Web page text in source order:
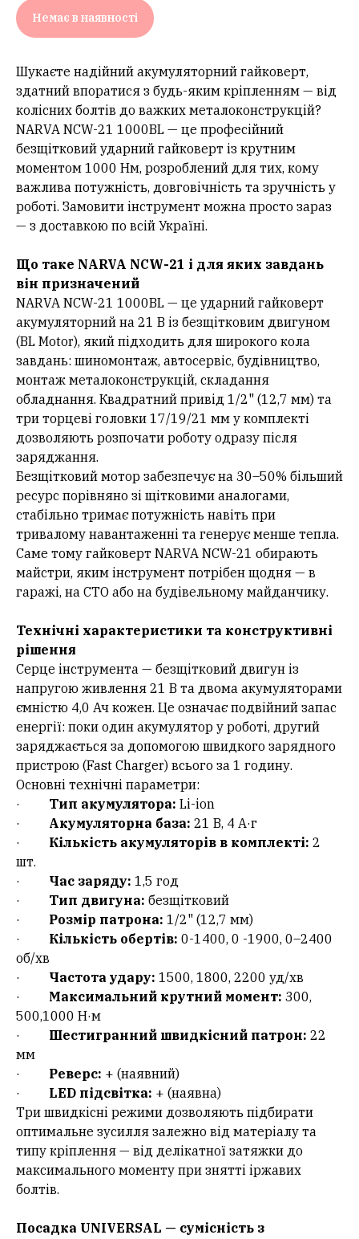
Немає в наявності
Шукаєте надійний акумуляторний гайковерт,
здатний впоратися з будь-яким кріпленням — від
колісних болтів до важких металоконструкцій?
NARVA NCW-21 1000BL — це професійний
безщітковий ударний гайковерт із крутним
моментом 1000 Нм, розроблений для тих, кому
важлива потужність, довговічність та зручність у
роботі. Замовити інструмент можна просто зараз
— з доставкою по всій Україні.
Що таке NARVA NCW-21 і для яких завдань
він призначений
NARVA NCW-21 1000BL — це ударний гайковерт
акумуляторний на 21 В із безщітковим двигуном
(BL Motor), який підходить для широкого кола
завдань: шиномонтаж, автосервіс, будівництво,
монтаж металоконструкцій, складання
обладнання. Квадратний привід 1/2" (12,7 мм) та
три торцеві головки 17/19/21 мм у комплекті
дозволяють розпочати роботу одразу після
заряджання.
Безщітковий мотор забезпечує на 30–50% більший
ресурс порівняно зі щітковими аналогами,
стабільно тримає потужність навіть при
тривалому навантаженні та генерує менше тепла.
Саме тому гайковерт NARVA NCW-21 обирають
майстри, яким інструмент потрібен щодня — в
гаражі, на СТО або на будівельному майданчику.
Технічні характеристики та конструктивні
рішення
Серце інструмента — безщітковий двигун із
напругою живлення 21 В та двома акумуляторами
ємністю 4,0 Ач кожен. Це означає подвійний запас
енергії: поки один акумулятор у роботі, другий
заряджається за допомогою швидкого зарядного
пристрою (Fast Charger) всього за 1 годину.
Основні технічні параметри:
· Тип акумулятора: Li-ion
· Акумуляторна база: 21 В, 4 А·г
· Кількість акумуляторів в комплекті: 2
шт.
· Час заряду: 1,5 год
· Тип двигуна: безщітковий
· Розмір патрона: 1/2" (12,7 мм)
· Кількість обертів: 0-1400, 0 -1900, 0–2400
об/хв
· Частота удару: 1500, 1800, 2200 уд/хв
· Максимальний крутний момент: 300,
500,1000 Н·м
· Шестигранний швидкісний патрон: 22
мм
· Реверс: + (наявний)
· LED підсвітка: + (наявна)
Три швидкісні режими дозволяють підбирати
оптимальне зусилля залежно від матеріалу та
типу кріплення — від делікатної затяжки до
максимального моменту при знятті іржавих
болтів.
Посадка UNIVERSAL — сумісність з